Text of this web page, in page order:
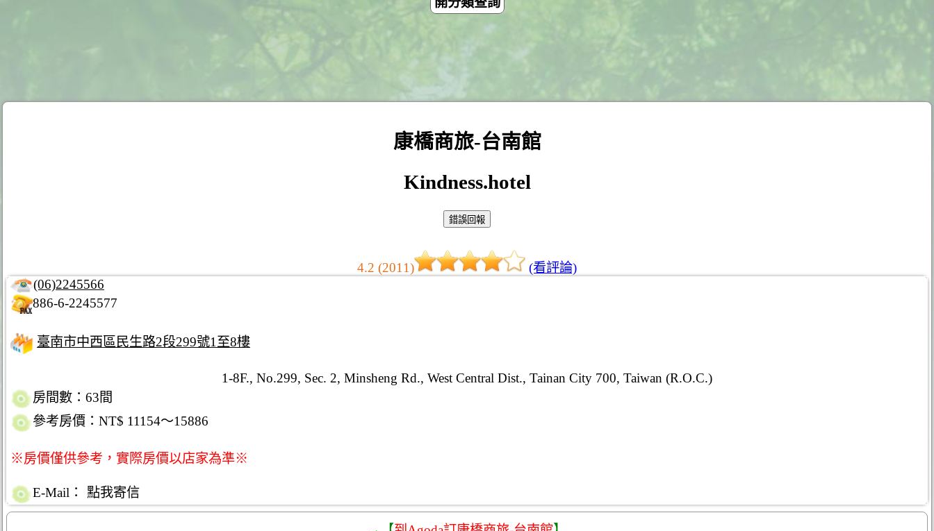
康橋商旅-台南館
Kindness.hotel
4.2 (2011)
(看評論)
(06)2245566
886-6-2245577
臺南市中西區民生路2段299號1至8樓
1-8F., No.299, Sec. 2, Minsheng Rd., West Central Dist., Tainan City 700, Taiwan (R.O.C.)
房間數：63間
參考房價：NT$ 11154～15886
※房價僅供參考，實際房價以店家為準※
E-Mail： 點我寄信